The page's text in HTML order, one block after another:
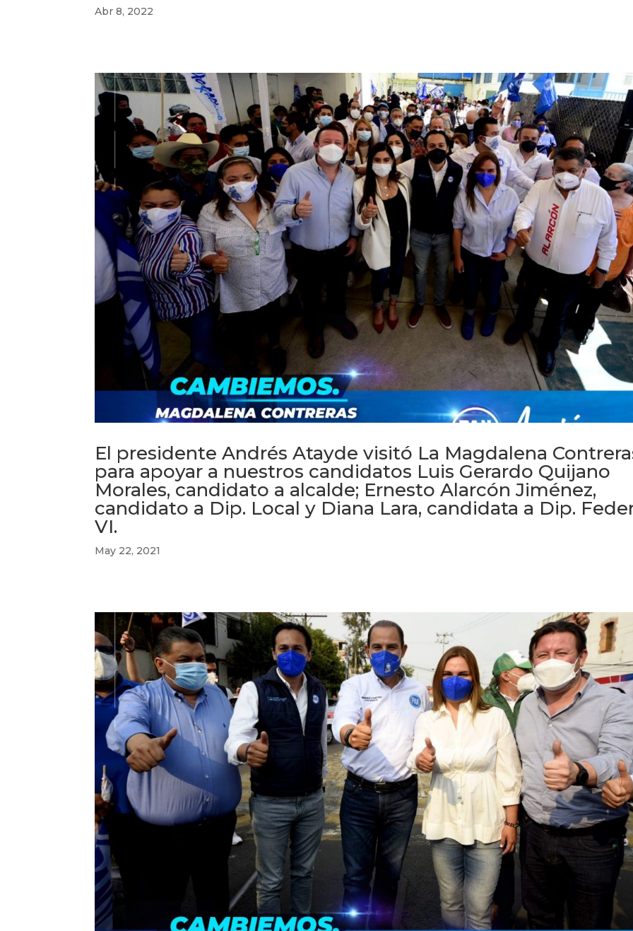
Abr 8, 2022
El presidente Andrés Atayde visitó La Magdalena
para apoyar a nuestros candidatos Luis Gerardo Quijano
Morales, candidato a alcalde; Ernesto Alarcón Jiménez,
candidato a Dip. Local y Diana Lara, candidata a Dip.
VI.
May 22, 2021